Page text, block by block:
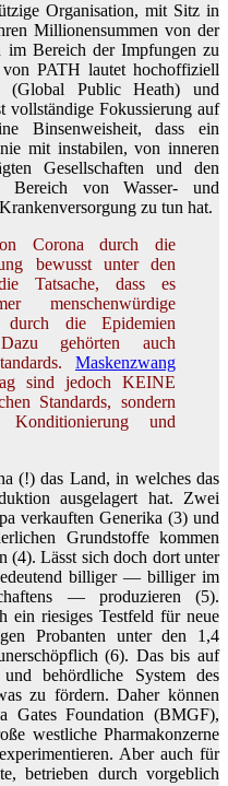
Organisation, mit Sitz in
Millionensummen von der
im Bereich der Impfungen zu
PATH lautet hochoffiziell
(Global Public Heath) und
vollständige Fokussierung auf
Binsenweisheit, dass ein
mit instabilen, von inneren
Gesellschaften und den
Bereich von Wasser- und
zu tun hat.
Corona durch die
bewusst unter den
Tatsache, dass es
menschenwürdige
durch die Epidemien
gehörten auch
Maskenzwang
sind jedoch KEINE
Standards, sondern
und
(!) das Land, in welches das
ausgelagert hat. Zwei
verkauften Generika (3) und
Grundstoffe kommen
(4). Lässt sich doch dort unter
billiger — billiger im
— produzieren (5).
ein riesiges Testfeld für neue
Probanten unter den 1,4
(6). Das bis auf
behördliche System des
zu fördern. Daher können
Foundation (BMGF),
westliche Pharmakonzerne
Aber auch für
betrieben durch vorgeblich